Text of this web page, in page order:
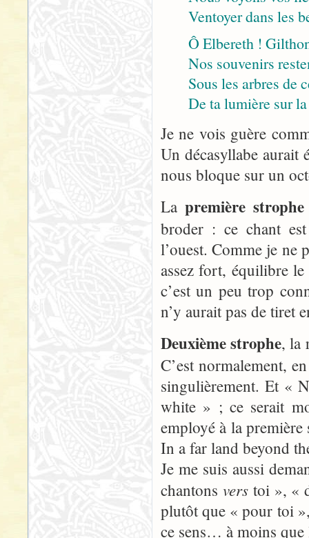
Ventoyer dans les
Ô Elbereth !
Nos souvenirs
Sous les arbres de
De ta lumière sur
Je ne vois guère
Un décasyllabe aurait
nous bloque sur un
La première strophe
broder : ce chant
l’ouest. Comme je ne
assez fort, équilibre
c’est un peu trop
n’y aurait pas de tiret
Deuxième strophe, la
C’est normalement,
singulièrement. Et «
white » ; ce serait
employé à la
In a far land beyond
Je me suis aussi
chantons verstoi », «
plutôt que « pour toi
ce sens… à moins que